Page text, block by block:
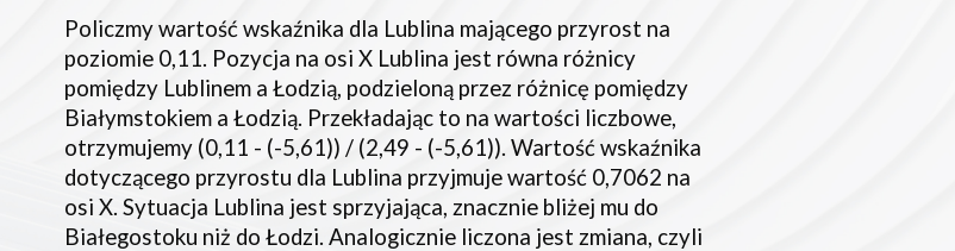
Policzmy wartość wskaźnika dla Lublina mającego przyrost na
poziomie 0,11. Pozycja na osi X Lublina jest równa różnicy
pomiędzy Lublinem a Łodzią, podzieloną przez różnicę pomiędzy
Białymstokiem a Łodzią. Przekładając to na wartości liczbowe,
otrzymujemy (0,11 - (-5,61)) / (2,49 - (-5,61)). Wartość wskaźnika
dotyczącego przyrostu dla Lublina przyjmuje wartość 0,7062 na
osi X. Sytuacja Lublina jest sprzyjająca, znacznie bliżej mu do
Białegostoku niż do Łodzi. Analogicznie liczona jest zmiana, czyli